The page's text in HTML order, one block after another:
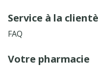
Service à la
FAQ
Votre pharmacie